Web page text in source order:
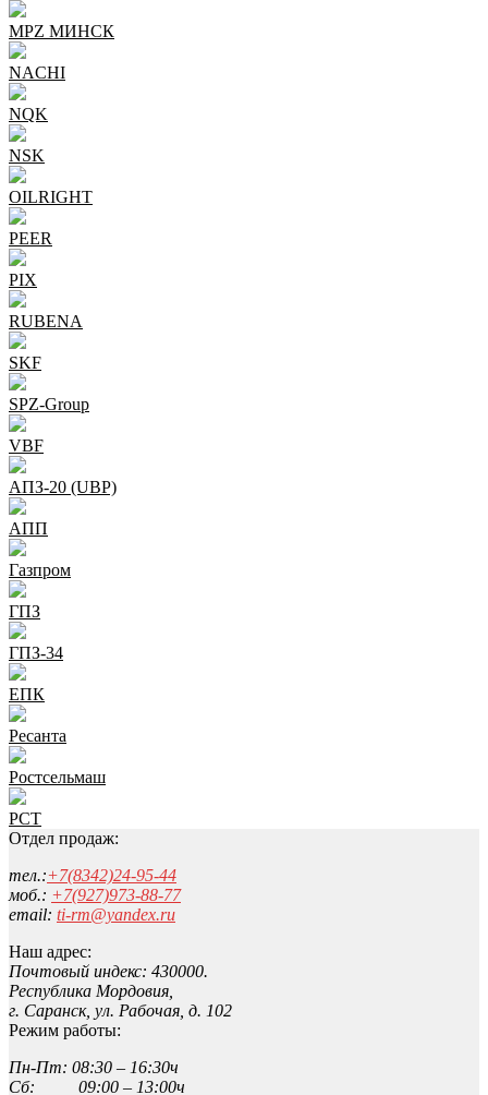
MPZ МИНСК
NACHI
NQK
NSK
OILRIGHT
PEER
PIX
RUBENA
SKF
SPZ-Group
VBF
АПЗ-20 (UBP)
АПП
Газпром
ГПЗ
ГПЗ-34
ЕПК
Ресанта
Ростсельмаш
РСТ
Отдел продаж:
тел.:+7(8342)24-95-44
моб.: +7(927)973-88-77
email: ti-rm@yandex.ru
Наш адрес:
Почтовый индекс: 430000.
Республика Мордовия,
г. Саранск, ул. Рабочая, д. 102
Режим работы:
Пн-Пт: 08:30 – 16:30ч
Сб: 09:00 – 13:00ч